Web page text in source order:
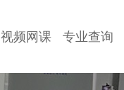
视频网课 专业查询